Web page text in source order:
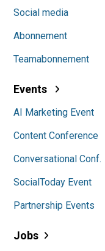
Social media
Abonnement
Teamabonnement
Events
AI Marketing Event
Content Conference
Conversational Conf.
SocialToday Event
Partnership Events
Jobs